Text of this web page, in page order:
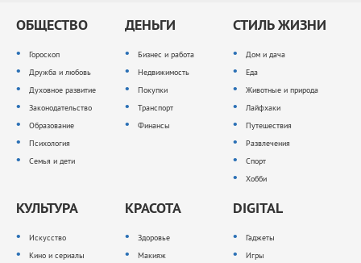
ОБЩЕСТВО
Гороскоп
Дружба и любовь
Духовное развитие
Законодательство
Образование
Психология
Семья и дети
ДЕНЬГИ
Бизнес и работа
Недвижимость
Покупки
Транспорт
Финансы
СТИЛЬ ЖИЗНИ
Дом и дача
Еда
Животные и природа
Лайфхаки
Путешествия
Развлечения
Спорт
Хобби
КУЛЬТУРА
Искусство
Кино и сериалы
КРАСОТА
Здоровье
Макияж
DIGITAL
Гаджеты
Игры